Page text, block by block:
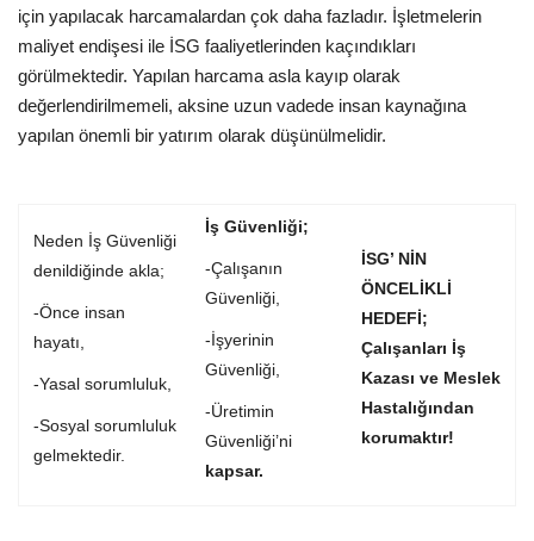
için yapılacak harcamalardan çok daha fazladır. İşletmelerin
maliyet endişesi ile İSG faaliyetlerinden kaçındıkları
görülmektedir. Yapılan harcama asla kayıp olarak
değerlendirilmemeli, aksine uzun vadede insan kaynağına
yapılan önemli bir yatırım olarak düşünülmelidir.
Neden İş Güvenliği
denildiğinde akla;
-Önce insan
hayatı,
-Yasal sorumluluk,
-Sosyal sorumluluk
gelmektedir.
İş Güvenliği;
-Çalışanın
Güvenliği,
-İşyerinin
Güvenliği,
-Üretimin
Güvenliği’ni
kapsar.
İSG’ NİN
ÖNCELİKLİ
HEDEFİ;
Çalışanları İş
Kazası ve Meslek
Hastalığından
korumaktır!